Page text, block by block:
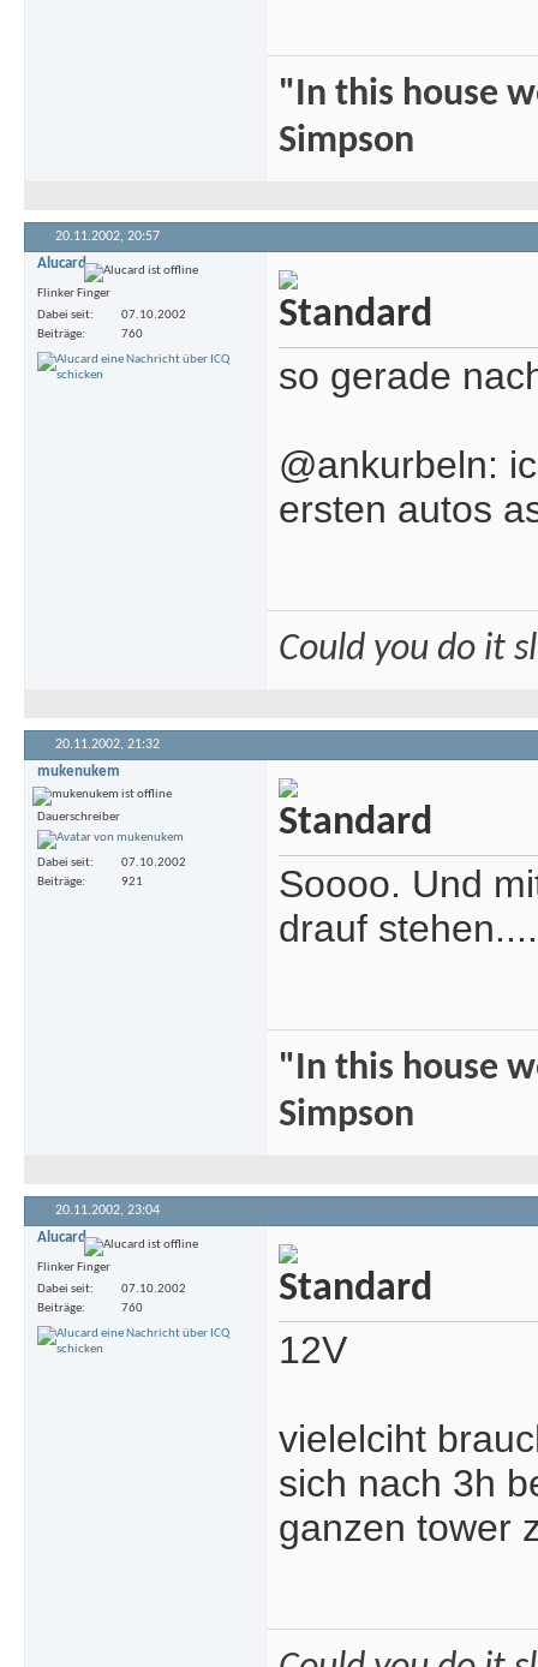
"In this house
Simpson
20.11.2002, 20:57
Alucard
Flinker Finger
Dabei seit
07.10.2002
Beiträge
760
so gerade
@ankurbeln:
ersten autos
Could you do it
20.11.2002, 21:32
mukenukem
Dauerschreiber
Dabei seit
07.10.2002
Beiträge
921
Soooo. Und
drauf stehen....
"In this house
Simpson
20.11.2002, 23:04
Alucard
Flinker Finger
Dabei seit
07.10.2002
Beiträge
760
12V
vielelciht
sich nach 3h
ganzen tower